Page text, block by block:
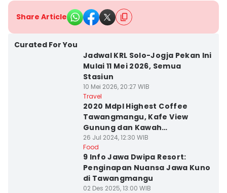
Share Article
Curated For You
Jadwal KRL Solo-Jogja Pekan Ini
Mulai 11 Mei 2026, Semua
Stasiun
10 Mei 2026, 20:27 WIB
Travel
2020 Mdpl Highest Coffee
Tawangmangu, Kafe View
Gunung dan Kawah
Candradimuka
26 Jul 2024, 12:30 WIB
Food
9 Info Jawa Dwipa Resort:
Penginapan Nuansa Jawa Kuno
di Tawangmangu
02 Des 2025, 13:00 WIB